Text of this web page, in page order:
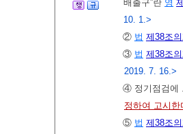
배출구”란 영
10. 1.>
② 법 제38조
③ 법 제38조
2019. 7. 16.>
④ 정기점검에
정하여 고시한
⑤ 법 제38조